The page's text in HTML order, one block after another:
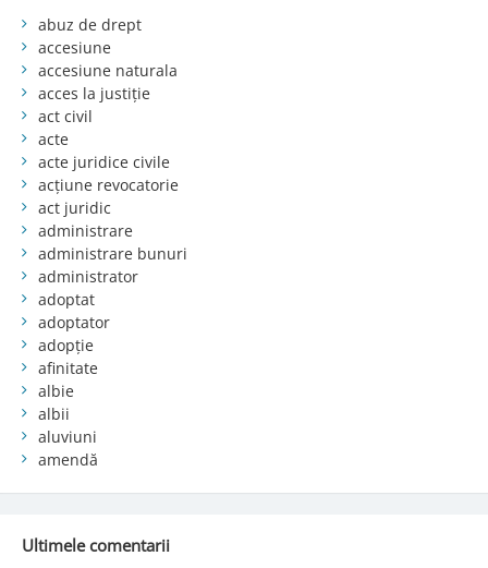
abuz de drept
accesiune
accesiune naturala
acces la justiție
act civil
acte
acte juridice civile
acțiune revocatorie
act juridic
administrare
administrare bunuri
administrator
adoptat
adoptator
adopție
afinitate
albie
albii
aluviuni
amendă
Ultimele comentarii